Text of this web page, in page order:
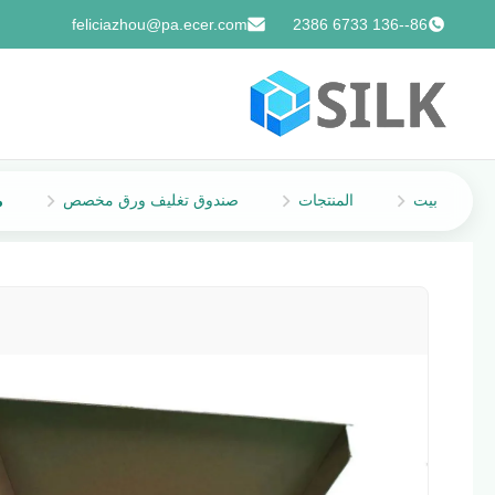
86--136 6733 2386
feliciazhou@pa.ecer.com
بيت المنتجات صندوق تغليف ورق مخصص